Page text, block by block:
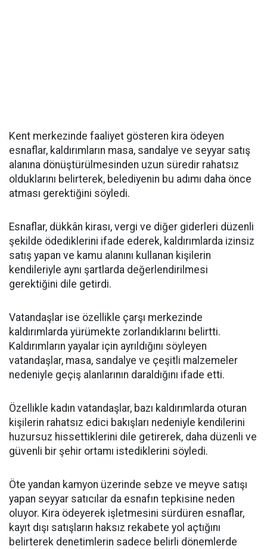
Kent merkezinde faaliyet gösteren kira ödeyen
esnaflar, kaldırımların masa, sandalye ve seyyar satış
alanına dönüştürülmesinden uzun süredir rahatsız
olduklarını belirterek, belediyenin bu adımı daha önce
atması gerektiğini söyledi.
Esnaflar, dükkân kirası, vergi ve diğer giderleri düzenli
şekilde ödediklerini ifade ederek, kaldırımlarda izinsiz
satış yapan ve kamu alanını kullanan kişilerin
kendileriyle aynı şartlarda değerlendirilmesi
gerektiğini dile getirdi.
Vatandaşlar ise özellikle çarşı merkezinde
kaldırımlarda yürümekte zorlandıklarını belirtti.
Kaldırımların yayalar için ayrıldığını söyleyen
vatandaşlar, masa, sandalye ve çeşitli malzemeler
nedeniyle geçiş alanlarının daraldığını ifade etti.
Özellikle kadın vatandaşlar, bazı kaldırımlarda oturan
kişilerin rahatsız edici bakışları nedeniyle kendilerini
huzursuz hissettiklerini dile getirerek, daha düzenli ve
güvenli bir şehir ortamı istediklerini söyledi.
Öte yandan kamyon üzerinde sebze ve meyve satışı
yapan seyyar satıcılar da esnafın tepkisine neden
oluyor. Kira ödeyerek işletmesini sürdüren esnaflar,
kayıt dışı satışların haksız rekabete yol açtığını
belirterek denetimlerin sadece belirli dönemlerde